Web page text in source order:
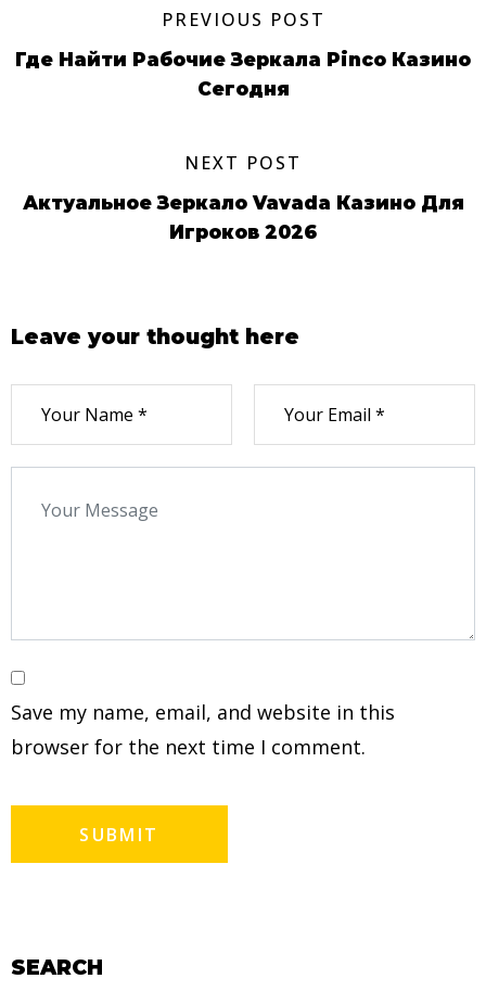
PREVIOUS POST
Где Найти Рабочие Зеркала Pinco Казино
Сегодня
NEXT POST
Актуальное Зеркало Vavada Казино Для
Игроков 2026
Leave your thought here
Save my name, email, and website in this
browser for the next time I comment.
SEARCH